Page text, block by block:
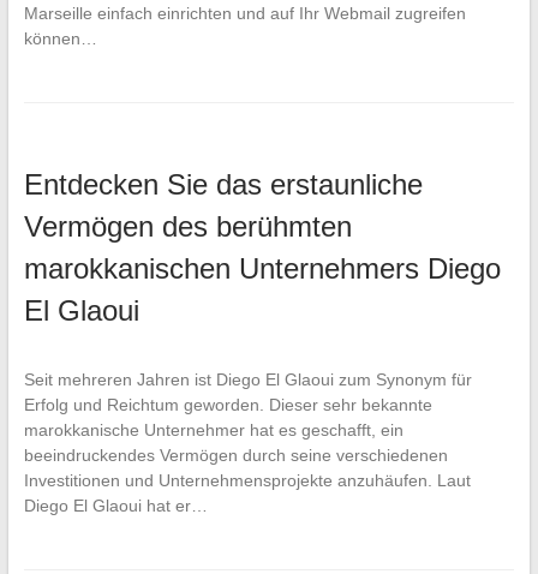
Marseille einfach einrichten und auf Ihr Webmail zugreifen
können…
Entdecken Sie das erstaunliche
Vermögen des berühmten
marokkanischen Unternehmers Diego
El Glaoui
Seit mehreren Jahren ist Diego El Glaoui zum Synonym für
Erfolg und Reichtum geworden. Dieser sehr bekannte
marokkanische Unternehmer hat es geschafft, ein
beeindruckendes Vermögen durch seine verschiedenen
Investitionen und Unternehmensprojekte anzuhäufen. Laut
Diego El Glaoui hat er…